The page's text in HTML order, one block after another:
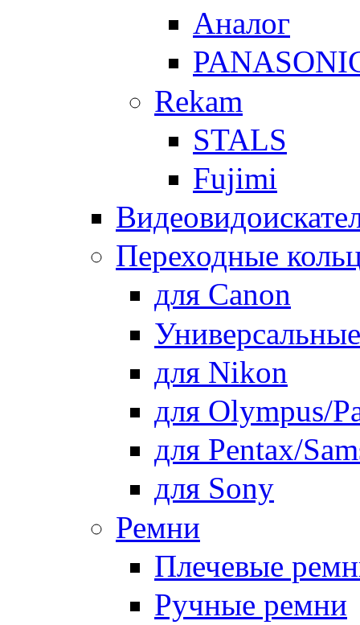
Аналог
Rekam
STALS
Fujimi
Переходные
для Canon
Универсальные
для Nikon
для Olympus/
для Pentax/
для Sony
Ремни
Плечевые
Ручные ремни